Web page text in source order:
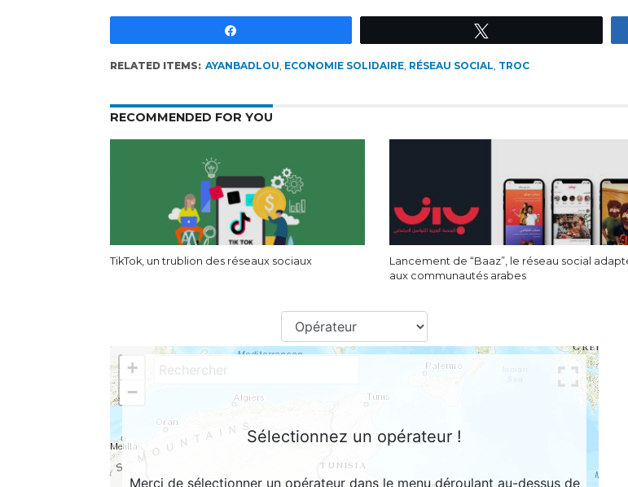
RELATED ITEMS: AYANBADLOU, ECONOMIE SOLIDAIRE, RÉSEAU SOCIAL, TROC
RECOMMENDED FOR YOU
TikTok, un trublion des réseaux sociaux
Lancement de “Baaz”, le réseau social
aux communautés arabes